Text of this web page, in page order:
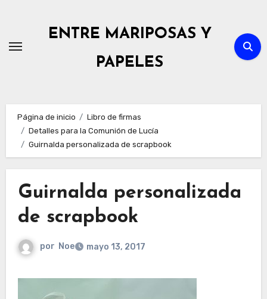
contenido
ENTRE MARIPOSAS Y
PAPELES
Página de inicio
Libro de firmas
Detalles para la Comunión de Lucía
Guirnalda personalizada de scrapbook
Guirnalda personalizada
de scrapbook
por Noe mayo 13, 2017